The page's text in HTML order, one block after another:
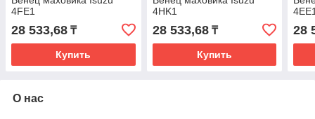
4FE1
28 533,68 ₸
Купить
4HK1
28 533,68₸
Купить
28
О нас